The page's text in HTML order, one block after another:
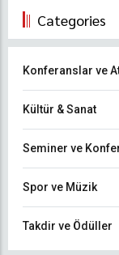
Categories
Konferanslar ve
Kültür & Sanat
Seminer ve
Spor ve Müzik
Takdir ve Ödüller